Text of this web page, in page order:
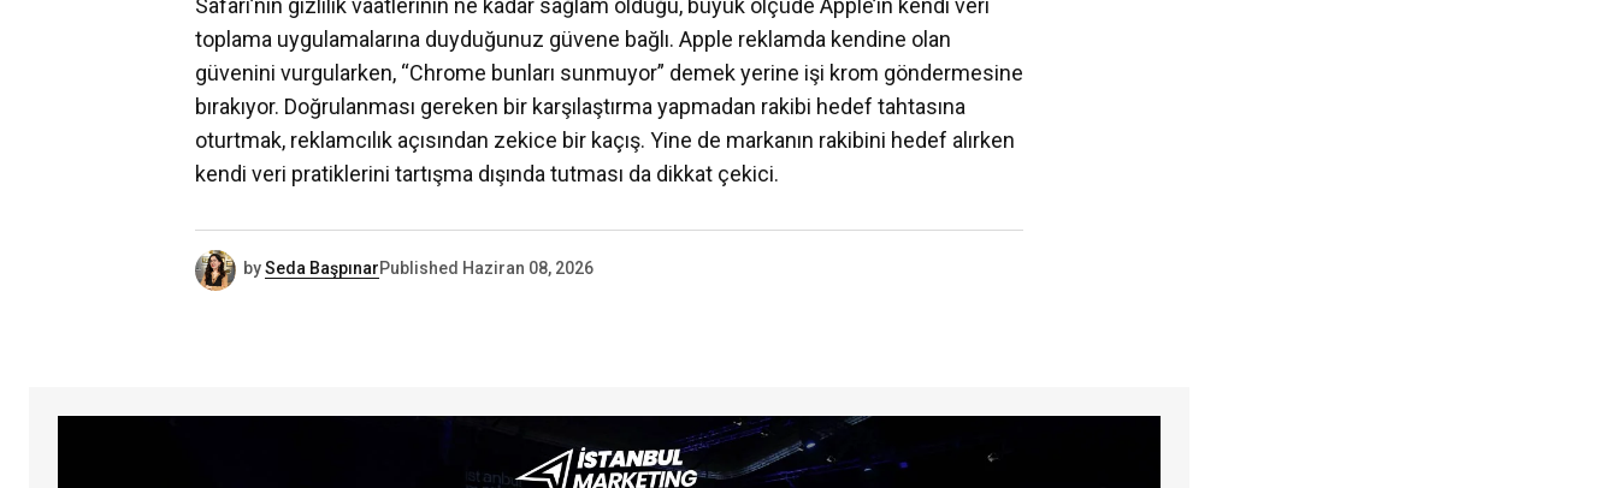
Safari’nin gizlilik vaatlerinin ne kadar sağlam olduğu, büyük ölçüde Apple’ın kendi veri
toplama uygulamalarına duyduğunuz güvene bağlı. Apple reklamda kendine olan
güvenini vurgularken, “Chrome bunları sunmuyor” demek yerine işi krom göndermesine
bırakıyor. Doğrulanması gereken bir karşılaştırma yapmadan rakibi hedef tahtasına
oturtmak, reklamcılık açısından zekice bir kaçış. Yine de markanın rakibini hedef alırken
kendi veri pratiklerini tartışma dışında tutması da dikkat çekici.
bySeda BaşpınarPublished Haziran 08, 2026